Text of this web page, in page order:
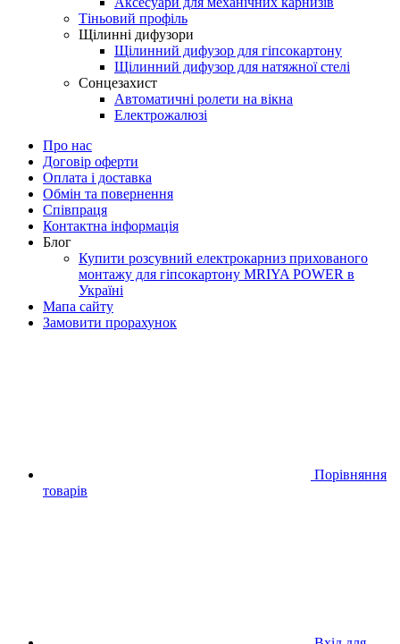
Тіньовий профіль
Щілинні дифузори
Щілинний дифузор для гіпсокартону
Щілинний дифузор для натяжної стелі
Сонцезахист
Автоматичні ролети на вікна
Електрожалюзі
Про нас
Договір оферти
Оплата і доставка
Обмін та повернення
Співпраця
Контактна інформація
Блог
Купити розсувний електрокарниз прихованого
монтажу для гіпсокартону MRIYA POWER в
Україні
Мапа сайту
Замовити прорахунок
Порівняння
товарів